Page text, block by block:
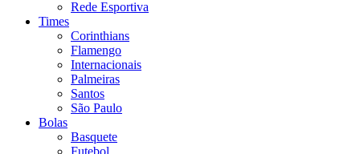
Rede Esportiva
Times
Corinthians
Flamengo
Internacionais
Palmeiras
Santos
São Paulo
Bolas
Basquete
Futebol